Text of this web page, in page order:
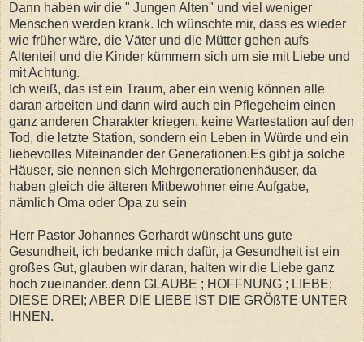
Dann haben wir die " Jungen Alten" und viel weniger
Menschen werden krank. Ich wünschte mir, dass es wieder
wie früher wäre, die Väter und die Mütter gehen aufs
Altenteil und die Kinder kümmern sich um sie mit Liebe und
mit Achtung.
Ich weiß, das ist ein Traum, aber ein wenig können alle
daran arbeiten und dann wird auch ein Pflegeheim einen
ganz anderen Charakter kriegen, keine Wartestation auf den
Tod, die letzte Station, sondern ein Leben in Würde und ein
liebevolles Miteinander der Generationen.Es gibt ja solche
Häuser, sie nennen sich Mehrgenerationenhäuser, da
haben gleich die älteren Mitbewohner eine Aufgabe,
nämlich Oma oder Opa zu sein
Herr Pastor Johannes Gerhardt wünscht uns gute
Gesundheit, ich bedanke mich dafür, ja Gesundheit ist ein
großes Gut, glauben wir daran, halten wir die Liebe ganz
hoch zueinander..denn GLAUBE ; HOFFNUNG ; LIEBE;
DIESE DREI; ABER DIE LIEBE IST DIE GRÖßTE UNTER
IHNEN.